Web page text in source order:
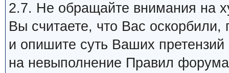
2.7. Не обращайте внимания на
Вы считаете, что Вас
и опишите суть Ваших
на невыполнение Правил форума